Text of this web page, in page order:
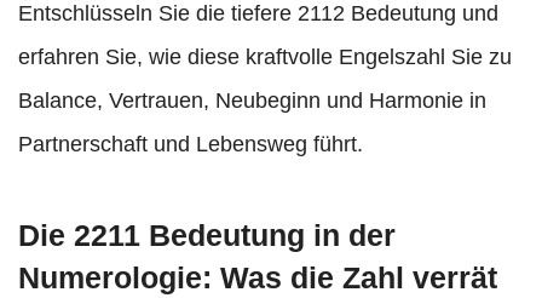
Entschlüsseln Sie die tiefere 2112 Bedeutung und
erfahren Sie, wie diese kraftvolle Engelszahl Sie zu
Balance, Vertrauen, Neubeginn und Harmonie in
Partnerschaft und Lebensweg führt.
Die 2211 Bedeutung in der
Numerologie: Was die Zahl verrät